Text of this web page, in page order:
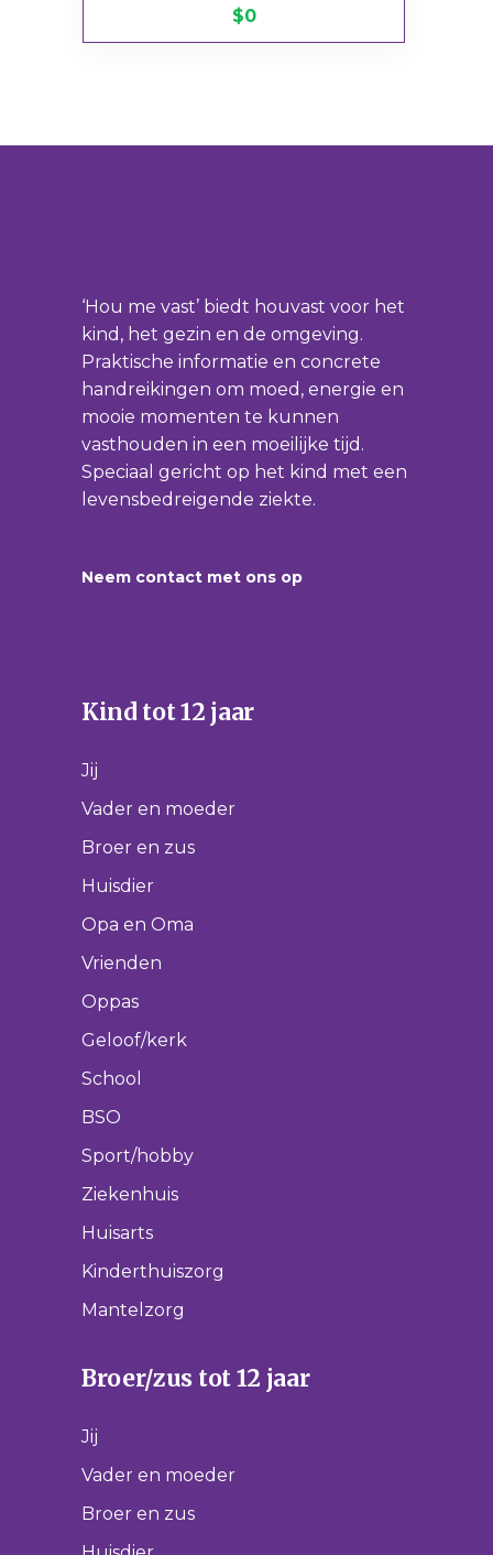
$0
‘Hou me vast’ biedt houvast voor het
kind, het gezin en de omgeving.
Praktische informatie en concrete
handreikingen om moed, energie en
mooie momenten te kunnen
vasthouden in een moeilijke tijd.
Speciaal gericht op het kind met een
levensbedreigende ziekte.
Neem contact met ons op
Kind tot 12 jaar
Jij
Vader en moeder
Broer en zus
Huisdier
Opa en Oma
Vrienden
Oppas
Geloof/kerk
School
BSO
Sport/hobby
Ziekenhuis
Huisarts
Kinderthuiszorg
Mantelzorg
Broer/zus tot 12 jaar
Jij
Vader en moeder
Broer en zus